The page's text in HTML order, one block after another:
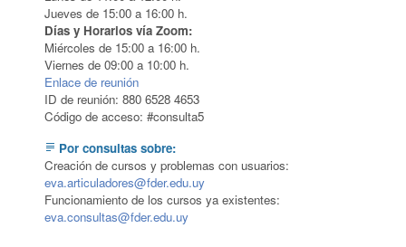
Jueves de 15:00 a 16:00 h.
Días y Horarios vía Zoom:
Miércoles de 15:00 a 16:00 h.
Viernes de 09:00 a 10:00 h.
Enlace de reunión
ID de reunión: 880 6528 4653
Código de acceso: #consulta5
subject Por consultas sobre:
Creación de cursos y problemas con usuarios:
eva.articuladores@fder.edu.uy
Funcionamiento de los cursos ya existentes:
eva.consultas@fder.edu.uy